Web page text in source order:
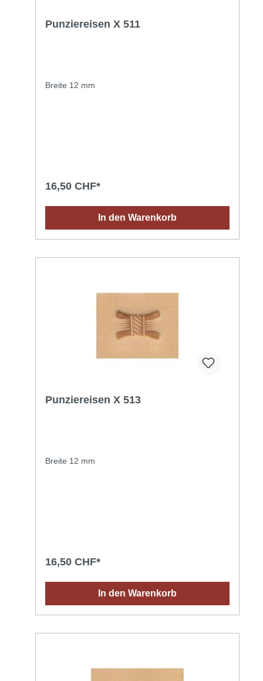
Punziereisen X 511
Breite 12 mm
16,50 CHF*
In den Warenkorb
Punziereisen X 513
Breite 12 mm
16,50 CHF*
In den Warenkorb